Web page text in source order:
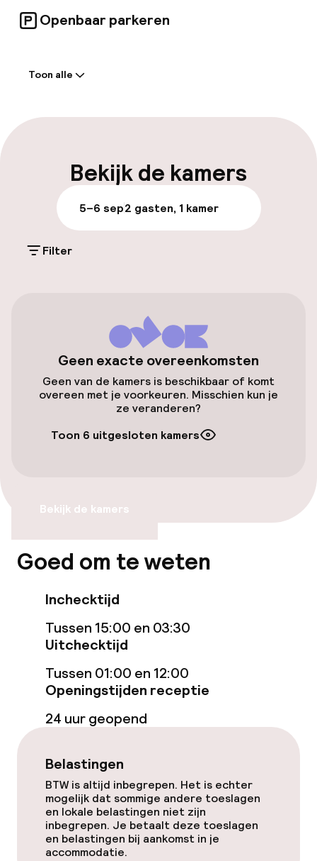
Openbaar parkeren
Bagageruimte
Parkeren & mobiliteit
Parkeergelegenheid op eigen terrein
(buiten)
€ 25,00 per dag
Toegankelijkheid
Overal rolstoeltoegankelijk
Gratis wifi
TV lounge
Restaurant
Bar
Beleid
Toon alle
Bekijk de kamers
5–6 sep2 gasten, 1 kamer
Filter
Geen exacte overeenkomsten
Geen van de kamers is beschikbaar of komt
overeen met je voorkeuren. Misschien kun je
ze veranderen?
Toon 6 uitgesloten kamers
Bekijk de kamers
Goed om te weten
Inchecktijd
Tussen 15:00 en 03:30
Uitchecktijd
Tussen 01:00 en 12:00
Openingstijden receptie
24 uur geopend
Belastingen
BTW is altijd inbegrepen. Het is echter
mogelijk dat sommige andere toeslagen
en lokale belastingen niet zijn
inbegrepen. Je betaalt deze toeslagen
en belastingen bij aankomst in je
accommodatie.